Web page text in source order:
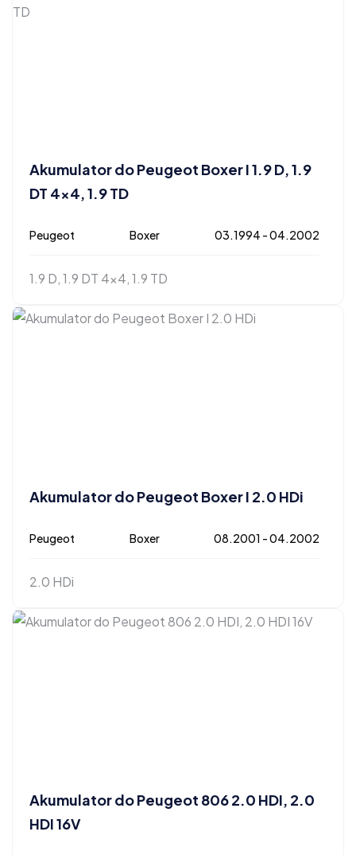
Akumulator do Peugeot Boxer I 1.9 D, 1.9
DT 4×4, 1.9 TD
Peugeot Boxer 03.1994 - 04.2002
1.9 D, 1.9 DT 4x4, 1.9 TD
Akumulator do Peugeot Boxer I 2.0 HDi
Peugeot Boxer 08.2001 - 04.2002
2.0 HDi
Akumulator do Peugeot 806 2.0 HDI, 2.0
HDI 16V